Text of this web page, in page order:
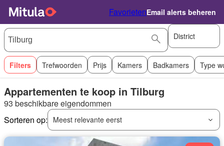
FavorietenEmail alerts beheren
District
Filters Trefwoorden Prijs Kamers Badkamers Type
Appartementen te koop in Tilburg
93 beschikbare eigendommen
Sorteren op:
Meest relevante eerst